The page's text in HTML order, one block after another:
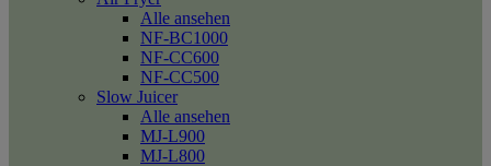
Alle ansehen
NF-BC1000
NF-CC600
NF-CC500
Slow Juicer
Alle ansehen
MJ-L900
MJ-L800